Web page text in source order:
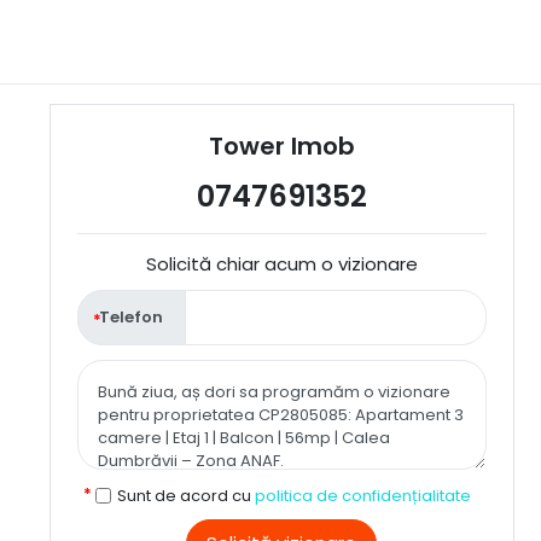
Tower Imob
0747691352
Solicită chiar acum o vizionare
Telefon
Sunt de acord cu politica de confidențialitate